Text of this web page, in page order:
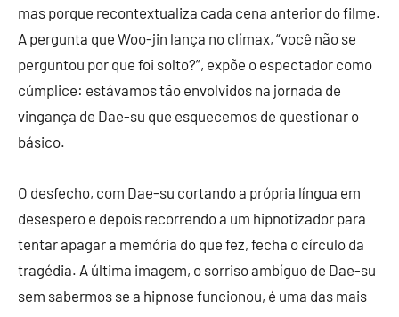
mas porque recontextualiza cada cena anterior do filme.
A pergunta que Woo-jin lança no clímax, “você não se
perguntou por que foi solto?”, expõe o espectador como
cúmplice: estávamos tão envolvidos na jornada de
vingança de Dae-su que esquecemos de questionar o
básico.
O desfecho, com Dae-su cortando a própria língua em
desespero e depois recorrendo a um hipnotizador para
tentar apagar a memória do que fez, fecha o círculo da
tragédia. A última imagem, o sorriso ambíguo de Dae-su
sem sabermos se a hipnose funcionou, é uma das mais